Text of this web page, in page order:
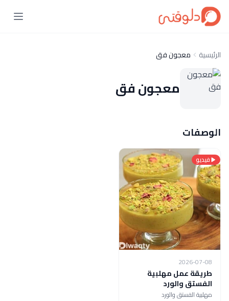
الرئيسية معجون فق
معجون فق
الوصفات
فيديو
2026-07-08
طريقة عمل مهلبية
الفستق والورد
مهلبية الفستق والورد